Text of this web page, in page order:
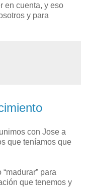
en cuenta, y eso
y para
con Jose a
que teníamos que
para
que tenemos y